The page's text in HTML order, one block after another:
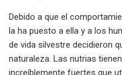
Debido a que el
la ha puesto a ella y a los
de vida silvestre decidieron
naturaleza. Las nutrias
increíblemente fuertes que